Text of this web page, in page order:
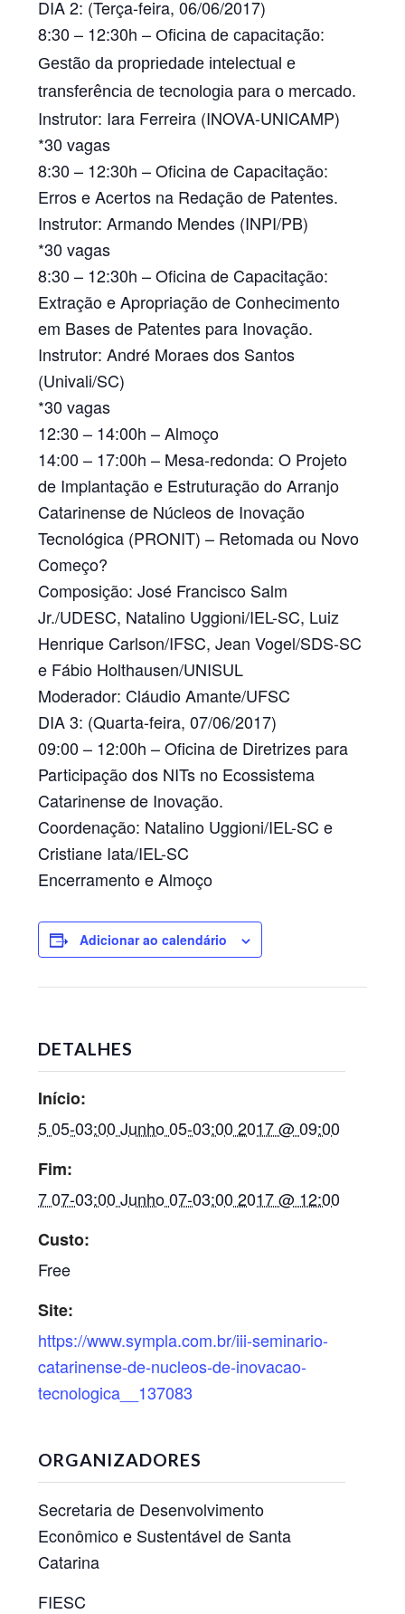
DIA 2: (Terça-feira, 06/06/2017)
8:30 – 12:30h –Oficina de capacitação:
Gestão da propriedade intelectual e
transferência de tecnologia para o mercado.
Instrutor: Iara Ferreira (INOVA-UNICAMP)
*30 vagas
8:30 – 12:30h –Oficina de Capacitação:
Erros e Acertos na Redação de Patentes.
Instrutor:Armando Mendes (INPI/PB)
*30 vagas
8:30 – 12:30h –Oficina de Capacitação:
Extração e Apropriação de Conhecimento
em Bases de Patentes para Inovação.
Instrutor:André Moraes dos Santos
(Univali/SC)
*30 vagas
12:30 – 14:00h –Almoço
14:00 – 17:00h – Mesa-redonda: O Projeto
de Implantação e Estruturação do Arranjo
Catarinense de Núcleos de Inovação
Tecnológica (PRONIT) – Retomada ou Novo
Começo?
Composição:José Francisco Salm
Jr./UDESC, Natalino Uggioni/IEL-SC, Luiz
Henrique Carlson/IFSC, Jean Vogel/SDS-SC
e Fábio Holthausen/UNISUL
Moderador: Cláudio Amante/UFSC
DIA 3: (Quarta-feira, 07/06/2017)
09:00 – 12:00h –Oficina de Diretrizes para
Participação dos NITs no Ecossistema
Catarinense de Inovação.
Coordenação: Natalino Uggioni/IEL-SC e
Cristiane Iata/IEL-SC
Encerramento e Almoço
Adicionar ao calendário
DETALHES
Início:
5 05-03:00 Junho 05-03:00 2017 @ 09:00
Fim:
7 07-03:00 Junho 07-03:00 2017 @ 12:00
Custo:
Free
Site:
https://www.sympla.com.br/iii-seminario-
catarinense-de-nucleos-de-inovacao-
tecnologica__137083
ORGANIZADORES
Secretaria de Desenvolvimento
Econômico e Sustentável de Santa
Catarina
FIESC